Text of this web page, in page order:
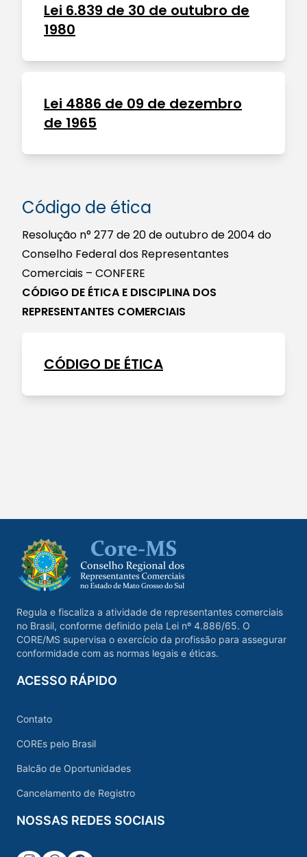
Lei 6.839 de 30 de outubro de
1980
Lei 4886 de 09 de dezembro
de 1965
Código de ética
Resolução n° 277 de 20 de outubro de 2004 do
Conselho Federal dos Representantes
Comerciais – CONFERE
CÓDIGO DE ÉTICA E DISCIPLINA DOS
REPRESENTANTES COMERCIAIS
CÓDIGO DE ÉTICA
Regula e fiscaliza a atividade de representantes comerciais
no Brasil, conforme definido pela Lei nº 4.886/65. O
CORE/MS supervisa o exercício da profissão para assegurar
conformidade com as normas legais e éticas.
ACESSO RÁPIDO
Contato
COREs pelo Brasil
Balcão de Oportunidades
Cancelamento de Registro
NOSSAS REDES SOCIAIS